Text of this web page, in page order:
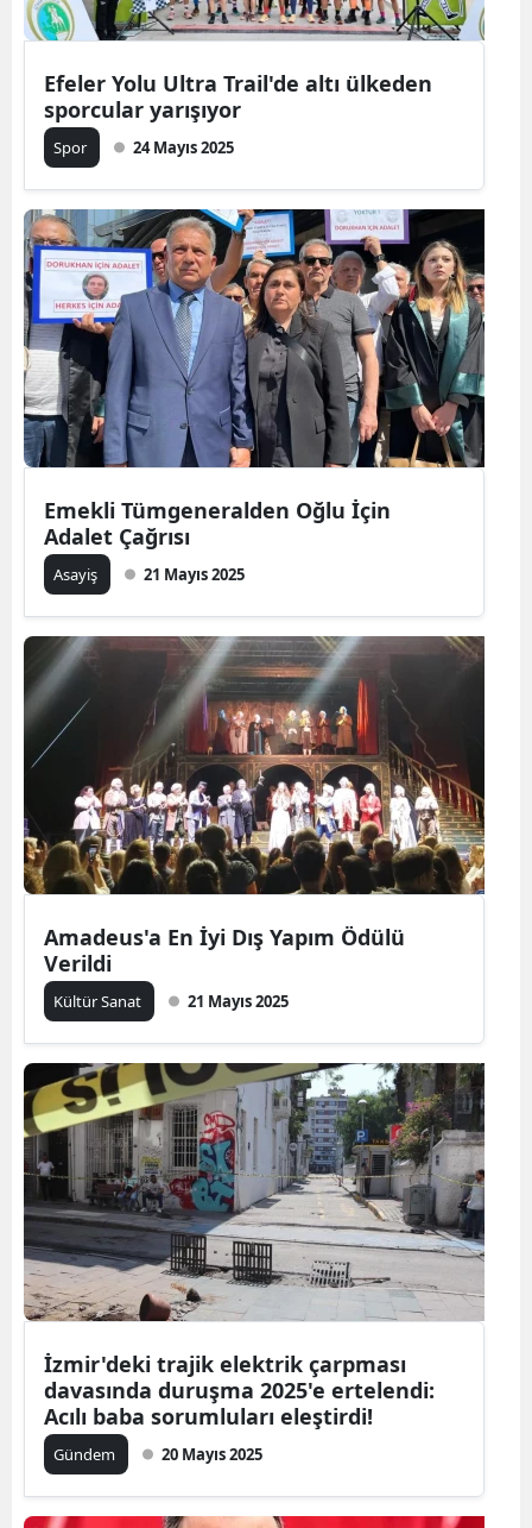
Efeler Yolu Ultra Trail'de altı ülkeden
sporcular yarışıyor
Spor 24 Mayıs 2025
Emekli Tümgeneralden Oğlu İçin
Adalet Çağrısı
Asayiş 21 Mayıs 2025
Amadeus'a En İyi Dış Yapım Ödülü
Verildi
Kültür Sanat 21 Mayıs 2025
İzmir'deki trajik elektrik çarpması
davasında duruşma 2025'e ertelendi:
Acılı baba sorumluları eleştirdi!
Gündem 20 Mayıs 2025